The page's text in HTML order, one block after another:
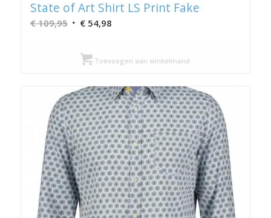
State of Art Shirt LS Print Fake
€109,95 Oorspronkelijke
was:
€ 109,95.
€54,98Huidige
€ 54,98.
Toevoegen aan winkelmand